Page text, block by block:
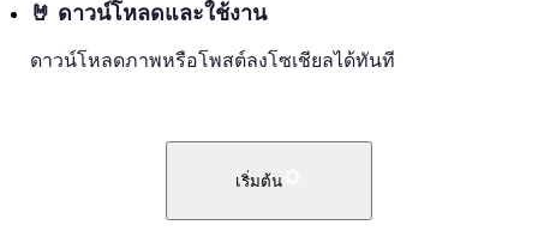
🤘 ดาวน์โหลดและใช้งาน
ดาวน์โหลดภาพหรือโพสต์ลงโซเชียลได้ทันที
เริ่มต้น